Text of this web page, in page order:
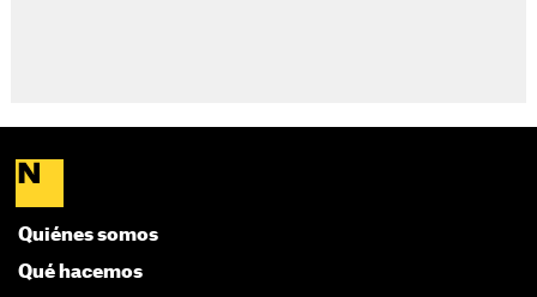
Quiénes somos
Qué hacemos